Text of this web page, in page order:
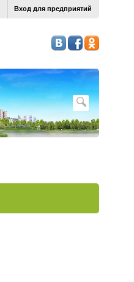
Вход для предприятий